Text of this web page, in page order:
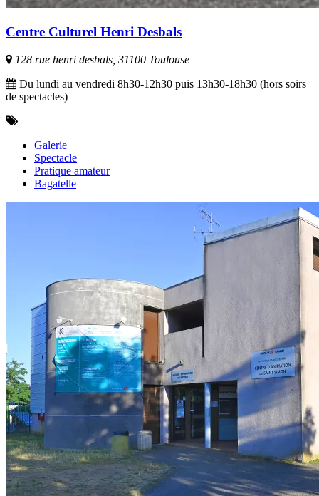
Centre Culturel Henri Desbals
128 rue henri desbals, 31100 Toulouse
Du lundi au vendredi 8h30-12h30 puis 13h30-18h30 (hors soirs
de spectacles)
Galerie
Spectacle
Pratique amateur
Bagatelle